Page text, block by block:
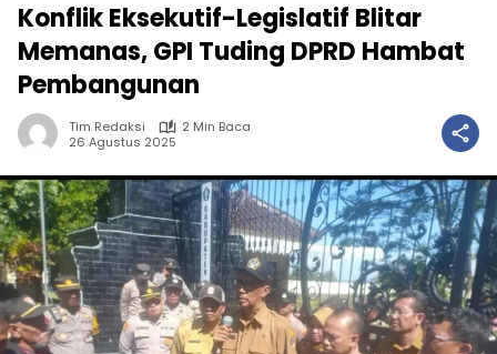
Konflik Eksekutif-Legislatif Blitar
Memanas, GPI Tuding DPRD Hambat
Pembangunan
Tim Redaksi
2 Min Baca
26 Agustus 2025